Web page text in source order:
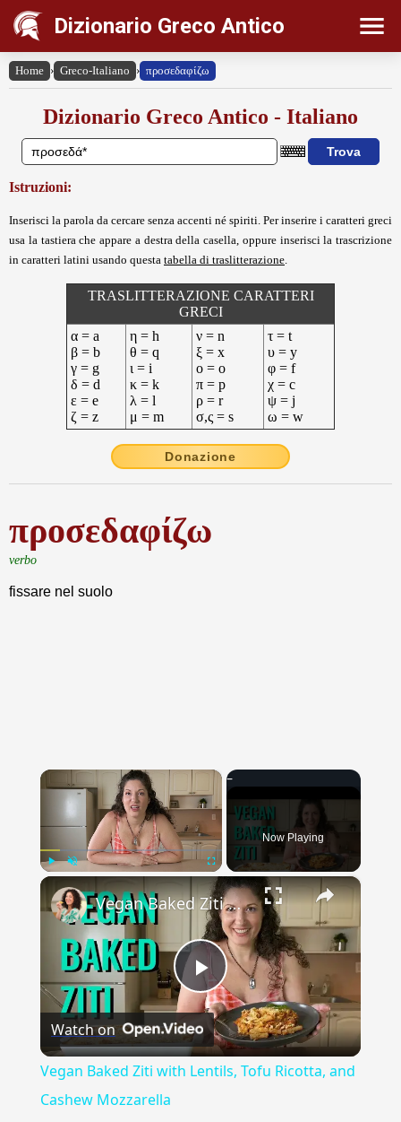
Dizionario Greco Antico
Home › Greco-Italiano › προσεδαφίζω
Dizionario Greco Antico - Italiano
Istruzioni:
Inserisci la parola da cercare senza accenti né spiriti. Per inserire i caratteri greci
usa la tastiera che appare a destra della casella, oppure inserisci la trascrizione
in caratteri latini usando questa tabella di traslitterazione
TRASLITTERAZIONE CARATTERI
GRECI
α = a
β = b
γ = g
δ = d
ε = e
ζ = z
η = h
θ = q
ι = i
κ = k
λ = l
μ = m
ν = n
ξ = x
ο = o
π = p
ρ = r
σ,ς = s
τ = t
υ = y
φ = f
χ = c
ψ = j
ω = w
Donazione
προσεδαφίζω
verbo
fissare nel suolo
×
Fullscreen
Now Playing
×
Play
Video
Vegan Baked Ziti with Lentils, Tofu Ricotta, and Cashew Mozzarella
Watch on
Vegan Baked Ziti with Lentils, Tofu Ricotta, and
Cashew Mozzarella